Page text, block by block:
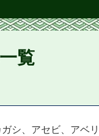
覧
シ、アセビ、アベ